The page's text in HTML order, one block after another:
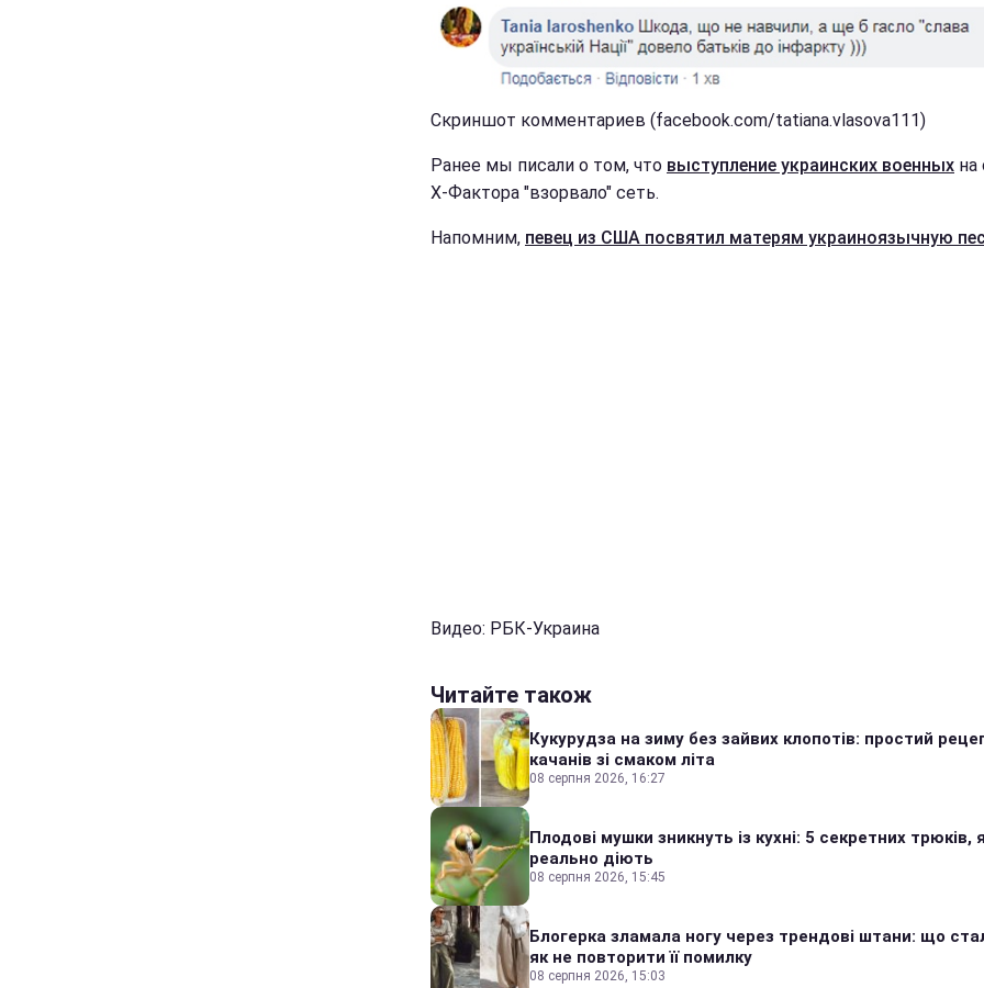
Скриншот комментариев (facebook.com/tatiana.vlasova111)
Ранее мы писали о том, что выступление украинских военных на
Х-Фактора "взорвало" сеть.
Напомним, певец из США посвятил матерям украиноязычную
Видео: РБК-Украина
Читайте також
Кукурудза на зиму без зайвих клопотів: простий
качанів зі смаком літа
08 серпня 2026, 16:27
Плодові мушки зникнуть із кухні: 5 секретних трюків,
реально діють
08 серпня 2026, 15:45
Блогерка зламала ногу через трендові штани: що
як не повторити її помилку
08 серпня 2026, 15:03